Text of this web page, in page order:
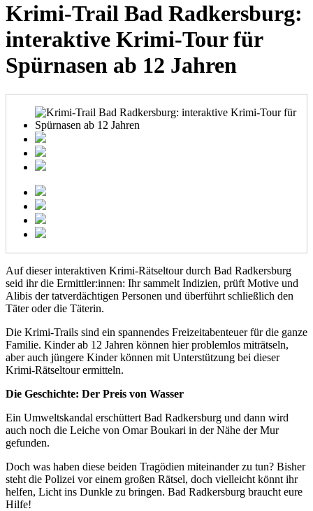
Krimi-Trail Bad Radkersburg:
interaktive Krimi-Tour für
Spürnasen ab 12 Jahren
Auf dieser interaktiven Krimi-Rätseltour durch Bad Radkersburg
seid ihr die Ermittler:innen: Ihr sammelt Indizien, prüft Motive und
Alibis der tatverdächtigen Personen und überführt schließlich den
Täter oder die Täterin.
Die Krimi-Trails sind ein spannendes Freizeitabenteuer für die ganze
Familie. Kinder ab 12 Jahren können hier problemlos miträtseln,
aber auch jüngere Kinder können mit Unterstützung bei dieser
Krimi-Rätseltour ermitteln.
Die Geschichte: Der Preis von Wasser
Ein Umweltskandal erschüttert Bad Radkersburg und dann wird
auch noch die Leiche von Omar Boukari in der Nähe der Mur
gefunden.
Doch was haben diese beiden Tragödien miteinander zu tun? Bisher
steht die Polizei vor einem großen Rätsel, doch vielleicht könnt ihr
helfen, Licht ins Dunkle zu bringen. Bad Radkersburg braucht eure
Hilfe!